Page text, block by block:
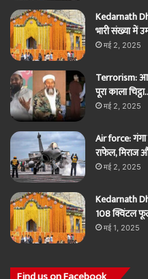
Kedarnath
भारी संख्या में
मई 2, 2025
Terrorism:
पूरा काला चिट्ठा..
मई 2, 2025
Air force: गंगा
राफेल,
मई 2, 2025
Kedarnath
108 क्विंटल
मई 1, 2025